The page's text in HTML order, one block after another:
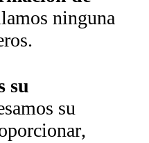
ninguna
su
su